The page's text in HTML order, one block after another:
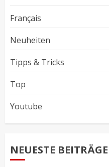
Français
Neuheiten
Tipps & Tricks
Top
Youtube
NEUESTE BEITRÄGE